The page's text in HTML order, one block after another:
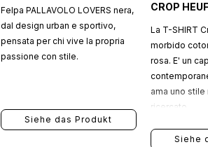
Felpa PALLAVOLO LOVERS nera,
dal design urban e sportivo,
pensata per chi vive la propria
passione con stile.
Siehe das Produkt
CROP
La T-SHIRT
morbido
rosa. E' un
ama uno stile
ricercato.
Siehe